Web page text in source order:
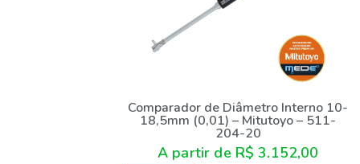
Comparador de Diâmetro Interno 10-
18,5mm (0,01) – Mitutoyo – 511-
204-20
A partir de R$ 3.152,00